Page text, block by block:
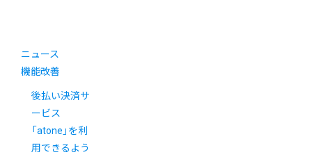
ニュース
機能改善
後払い決済サ
ービス
「atone」を利
用できるよう